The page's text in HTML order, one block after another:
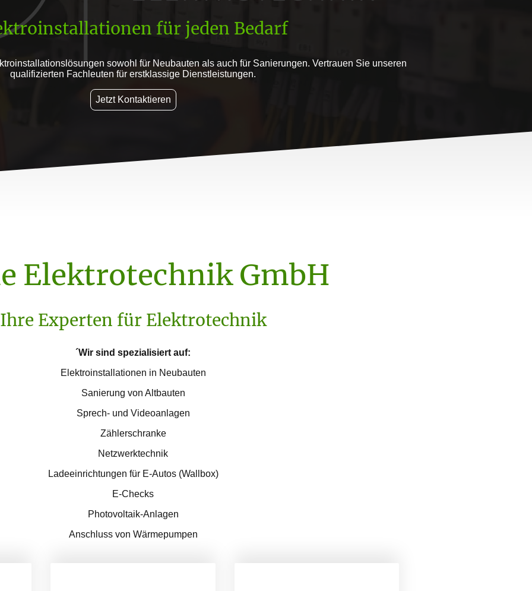
für jeden Bedarf
sowohl für Neubauten als auch für Sanierungen. Vertrauen Sie unseren
qualifizierten Fachleuten für erstklassige Dienstleistungen.
Jetzt Kontaktieren
Elektrotechnik GmbH
Ihre Experten für Elektrotechnik
´Wir sind spezialisiert auf:
Elektroinstallationen in Neubauten
Sanierung von Altbauten
Sprech- und Videoanlagen
Zählerschranke
Netzwerktechnik
Ladeeinrichtungen für E-Autos (Wallbox)
E-Checks
Photovoltaik-Anlagen
Anschluss von Wärmepumpen